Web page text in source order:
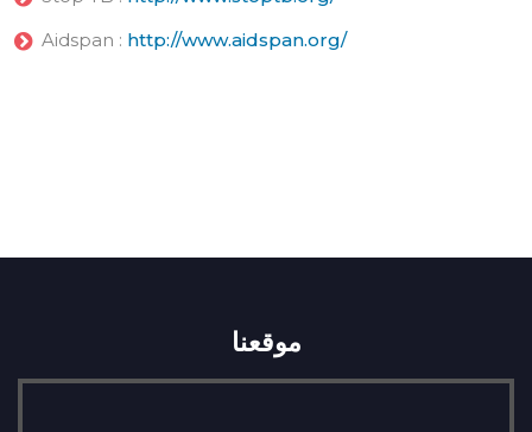
Aidspan : http://www.aidspan.org/
موقعنا